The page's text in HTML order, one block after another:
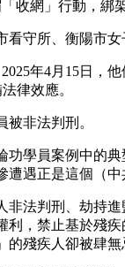
收網」行動，
看守所、衡陽市
年4月15日，
律效應。
被非法判刑。
功學員案例中的
遇正是這個（中
非法判刑、劫持
，禁止基於殘疾
殘疾人卻被肆無